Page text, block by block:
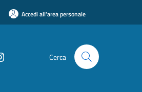
Accedi all'area personale
Cerca